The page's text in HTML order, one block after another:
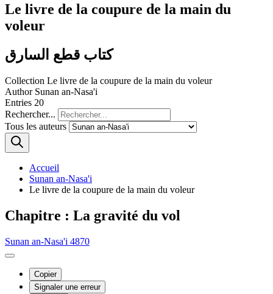
Le livre de la coupure de la main du
voleur
كتاب قطع السارق
Collection Le livre de la coupure de la main du voleur
Author Sunan an-Nasa'i
Entries 20
Rechercher...
Tous les auteurs
Accueil
Sunan an-Nasa'i
Le livre de la coupure de la main du voleur
Chapitre : La gravité du vol
Sunan an-Nasa'i 4870
Copier
Signaler une erreur